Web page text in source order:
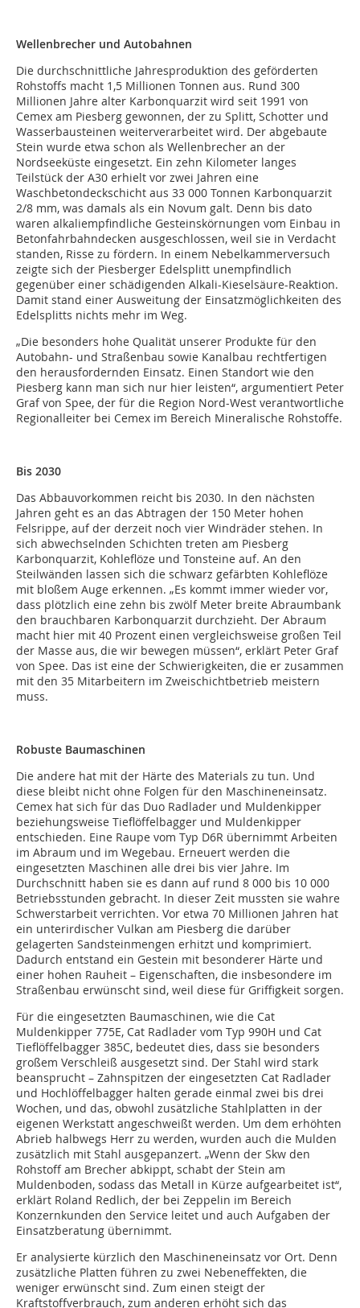
Wellenbrecher und Autobahnen
Die durchschnittliche Jahresproduktion des geförderten
Rohstoffs macht 1,5 Millionen Tonnen aus. Rund 300
Millionen Jahre alter Karbonquarzit wird seit 1991 von
Cemex am Piesberg gewonnen, der zu Splitt, Schotter und
Wasserbausteinen weiterverarbeitet wird. Der abgebaute
Stein wurde etwa schon als Wellenbrecher an der
Nordseeküste eingesetzt. Ein zehn Kilometer langes
Teilstück der A30 erhielt vor zwei Jahren eine
Waschbetondeckschicht aus 33 000 Tonnen Karbonquarzit
2/8 mm, was damals als ein Novum galt. Denn bis dato
waren alkaliempfindliche Gesteinskörnungen vom Einbau in
Betonfahrbahndecken ausgeschlossen, weil sie in Verdacht
standen, Risse zu fördern. In einem Nebelkammerversuch
zeigte sich der Piesberger Edelsplitt unempfindlich
gegenüber einer schädigenden Alkali-Kieselsäure-Reaktion.
Damit stand einer Ausweitung der Einsatzmöglichkeiten des
Edelsplitts nichts mehr im Weg.
„Die besonders hohe Qualität unserer Produkte für den
Autobahn- und Straßenbau sowie Kanalbau rechtfertigen
den herausfordernden Einsatz. Einen Standort wie den
Piesberg kann man sich nur hier leisten“, argumentiert Peter
Graf von Spee, der für die Region Nord-West verantwortliche
Regionalleiter bei Cemex im Bereich Mineralische Rohstoffe.
Bis 2030
Das Abbauvorkommen reicht bis 2030. In den nächsten
Jahren geht es an das Abtragen der 150 Meter hohen
Felsrippe, auf der derzeit noch vier Windräder stehen. In
sich abwechselnden Schichten treten am Piesberg
Karbonquarzit, Kohleflöze und Tonsteine auf. An den
Steilwänden lassen sich die schwarz gefärbten Kohleflöze
mit bloßem Auge erkennen. „Es kommt immer wieder vor,
dass plötzlich eine zehn bis zwölf Meter breite Abraumbank
den brauchbaren Karbonquarzit durchzieht. Der Abraum
macht hier mit 40 Prozent einen vergleichsweise großen Teil
der Masse aus, die wir bewegen müssen“, erklärt Peter Graf
von Spee. Das ist eine der Schwierigkeiten, die er zusammen
mit den 35 Mitarbeitern im Zweischichtbetrieb meistern
muss.
Robuste Baumaschinen
Die andere hat mit der Härte des Materials zu tun. Und
diese bleibt nicht ohne Folgen für den Maschineneinsatz.
Cemex hat sich für das Duo Radlader und Muldenkipper
beziehungsweise Tieflöffelbagger und Muldenkipper
entschieden. Eine Raupe vom Typ D6R übernimmt Arbeiten
im Abraum und im Wegebau. Erneuert werden die
eingesetzten Maschinen alle drei bis vier Jahre. Im
Durchschnitt haben sie es dann auf rund 8 000 bis 10 000
Betriebsstunden gebracht. In dieser Zeit mussten sie wahre
Schwerstarbeit verrichten. Vor etwa 70 Millionen Jahren hat
ein unterirdischer Vulkan am Piesberg die darüber
gelagerten Sandsteinmengen erhitzt und komprimiert.
Dadurch entstand ein Gestein mit besonderer Härte und
einer hohen Rauheit – Eigenschaften, die insbesondere im
Straßenbau erwünscht sind, weil diese für Griffigkeit sorgen.
Für die eingesetzten Baumaschinen, wie die Cat
Muldenkipper 775E, Cat Radlader vom Typ 990H und Cat
Tieflöffelbagger 385C, bedeutet dies, dass sie besonders
großem Verschleiß ausgesetzt sind. Der Stahl wird stark
beansprucht – Zahnspitzen der eingesetzten Cat Radlader
und Hochlöffelbagger halten gerade einmal zwei bis drei
Wochen, und das, obwohl zusätzliche Stahlplatten in der
eigenen Werkstatt angeschweißt werden. Um dem erhöhten
Abrieb halbwegs Herr zu werden, wurden auch die Mulden
zusätzlich mit Stahl ausgepanzert. „Wenn der Skw den
Rohstoff am Brecher abkippt, schabt der Stein am
Muldenboden, sodass das Metall in Kürze aufgearbeitet ist“,
erklärt Roland Redlich, der bei Zeppelin im Bereich
Konzernkunden den Service leitet und auch Aufgaben der
Einsatzberatung übernimmt.
Er analysierte kürzlich den Maschineneinsatz vor Ort. Denn
zusätzliche Platten führen zu zwei Nebeneffekten, die
weniger erwünscht sind. Zum einen steigt der
Kraftstoffverbrauch, zum anderen erhöht sich das